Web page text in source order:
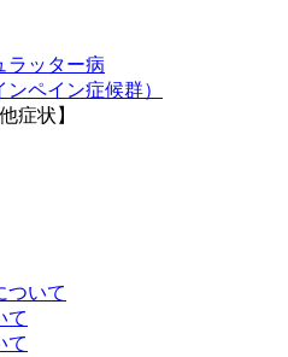
ラッター病
ペイン症候群）
症状】
ついて
て
て